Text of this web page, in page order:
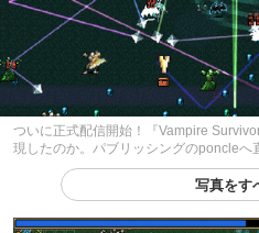
ついに正式配信開始！『Vampire
現したのか。パブリッシングのponcleへ
写真をす